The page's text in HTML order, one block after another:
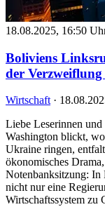
18.08.2025, 16:50
Boliviens
der
Wirtschaft ·
Liebe Leserinnen und
Washington blickt,
Ukraine ringen,
ökonomisches
Notenbanksitzung: In
nicht nur eine
Wirtschaftssystem